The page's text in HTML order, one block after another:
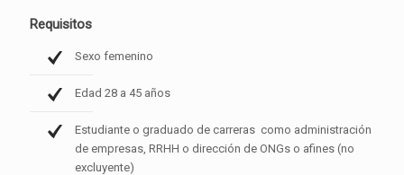
Requisitos
Sexo femenino
Edad 28 a 45 años
Estudiante o graduado de carreras como administración
de empresas, RRHH o dirección de ONGs o afines (no
excluyente)